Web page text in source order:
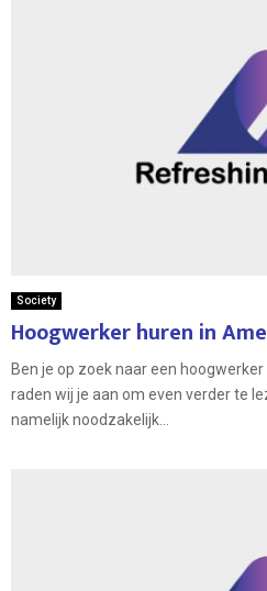
Society
Hoogwerker huren in
Ben je op zoek naar een
raden wij je aan om even verder te
namelijk noodzakelijk...